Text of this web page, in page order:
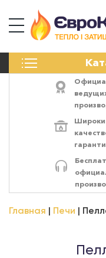
ПЕЧИ
ЭЛЕКТРОКАМИН
АКСЕССУАРЫ
ЭНЕРГОСИСТЕМЫ
Главная Печи